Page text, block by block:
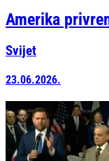
Amerika
Svijet
23.06.2026.